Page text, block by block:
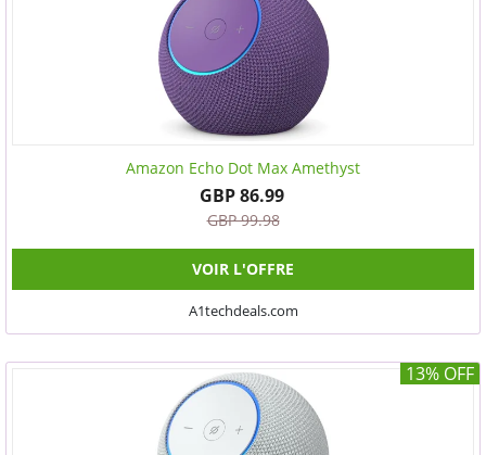
Amazon Echo Dot Max Amethyst
GBP 86.99
GBP 99.98
VOIR L'OFFRE
A1techdeals.com
13% OFF